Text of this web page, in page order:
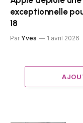
exceptionnelle
18
Par Yves 1 avril 2026